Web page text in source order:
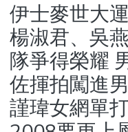
Statistics
伊士麥世大
楊淑君、吳
隊爭得榮耀
佐揮拍闖進
謹瑋女網單